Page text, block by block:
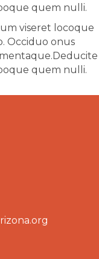
quem nulli.
viseret locoque
Occiduo onus
quem nulli.